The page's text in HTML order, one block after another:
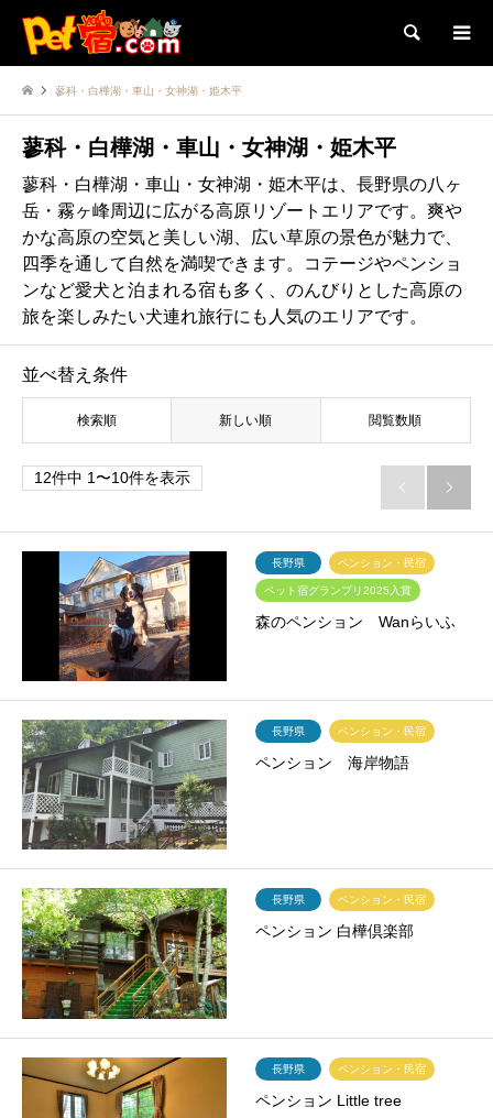
検索
蓼科・白樺湖・車山・女神湖・姫木平
蓼科・白樺湖・車山・女神湖・姫木平
蓼科・白樺湖・車山・女神湖・姫木平は、長野県の八ヶ
岳・霧ヶ峰周辺に広がる高原リゾートエリアです。爽や
かな高原の空気と美しい湖、広い草原の景色が魅力で、
四季を通して自然を満喫できます。コテージやペンショ
ンなど愛犬と泊まれる宿も多く、のんびりとした高原の
旅を楽しみたい犬連れ旅行にも人気のエリアです。
並べ替え条件
検索順 新しい順 閲覧数順
12件中 1〜10件を表示
 
長野県 ペンション・民宿
ペット宿グランプリ2025入賞
森のペンション Wanらいふ
長野県 ペンション・民宿
ペンション 海岸物語
長野県 ペンション・民宿
ペンション 白樺倶楽部
長野県 ペンション・民宿
ペンション Little tree